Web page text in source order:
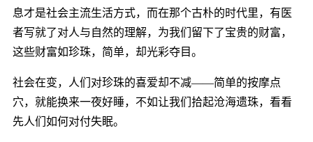
息才是社会主流生活方式，而在那个古朴的时代里，有医
者写就了对人与自然的理解，为我们留下了宝贵的财富，
这些财富如珍珠，简单，却光彩夺目。
社会在变，人们对珍珠的喜爱却不减——简单的按摩点
穴，就能换来一夜好睡，不如让我们拾起沧海遗珠，看看
先人们如何对付失眠。